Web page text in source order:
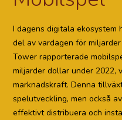
I dagens digitala ekosystem
del av vardagen för
Tower rapporterade
miljarder dollar under 2022,
marknadskraft. Denna
spelutveckling, men också
effektivt distribuera och